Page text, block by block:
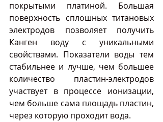
покрытыми платиной. Большая
поверхность сплошных титановых
электродов позволяет получить
Канген воду с уникальными
свойствами. Показатели воды тем
стабильнее и лучше, чем большее
количество пластин-электродов
участвует в процессе ионизации,
чем больше сама площадь пластин,
через которую проходит вода.